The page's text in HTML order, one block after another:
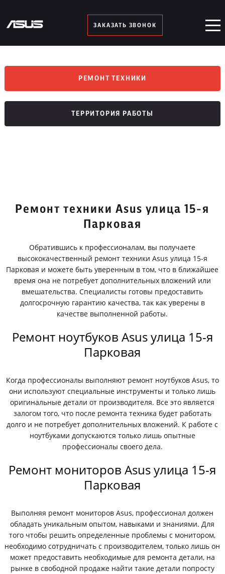
ЗАКАЗАТЬ ЗВОНОК
РЕМОНТ ТЕХНИКИ
ТЕРРИТОРИЯ РАБОТЫ
Ремонт техники Asus улица 15-я
Парковая
Обратившись к профессионалам, вы получаете
высококачественный ремонт техники Asus улица 15-я
Парковая и можете быть уверенным в том, что в ближайшее
время она не потребует дополнительных вложений или
вмешательства. Специалисты готовы предоставить
долгосрочную гарантию качества, так как уверены в
качестве выполненной работы.
Ремонт ноутбуков Asus улица 15-я
Парковая
Когда профессионалы выполняют ремонт ноутбуков Asus, то
они используют специальные инструменты и только лишь
оригинальные детали от производителя. Все это является
залогом того, что после ремонта техника будет работать
долго и не потребует дополнительных вложений. К работе с
ноутбуками допускаются только лишь опытные
профессионалы своего дела.
Ремонт мониторов Asus улица 15-я
Парковая
Выполняя ремонт мониторов Asus, профессионал должен
обладать уникальным опытом, навыками и знаниями. Для
того чтобы решить определенные проблемы с монитором,
необходимо сотрудничать с производителем, только лишь он
может предоставить необходимые для ремонта детали, на
рынке в свободной продаже найти такие детали попросту